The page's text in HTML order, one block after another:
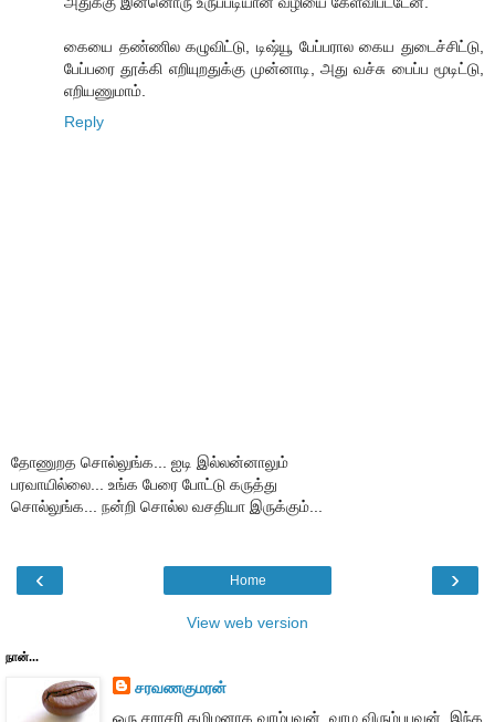
கையை தண்ணில கழுவிட்டு, டிஷ்யூ பேப்பரால கைய துடைச்சிட்டு,
பேப்பரை தூக்கி எறியுறதுக்கு முன்னாடி, அது வச்சு பைப்ப மூடிட்டு,
எறியணுமாம்.
Reply
தோணுறத சொல்லுங்க... ஐடி இல்லன்னாலும்
பரவாயில்லை... உங்க பேரை போட்டு கருத்து
சொல்லுங்க... நன்றி சொல்ல வசதியா இருக்கும்...
‹ ›
Home
View web version
நான்...
சரவணகுமரன்
ஒரு சராசரி தமிழனாக வாழ்பவன். வாழ விரும்புபவன். இந்த